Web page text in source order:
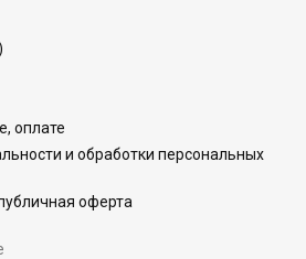
оплате
и обработки персональных
оферта